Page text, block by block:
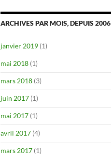
ARCHIVES PAR MOIS, DEPUIS 2006
janvier 2019 (1)
mai 2018 (1)
mars 2018 (3)
juin 2017 (1)
mai 2017 (1)
avril 2017 (4)
mars 2017 (1)